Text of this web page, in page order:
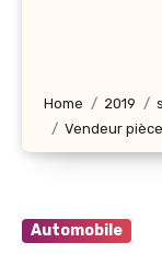
Home 2019
Vendeur
Automobile